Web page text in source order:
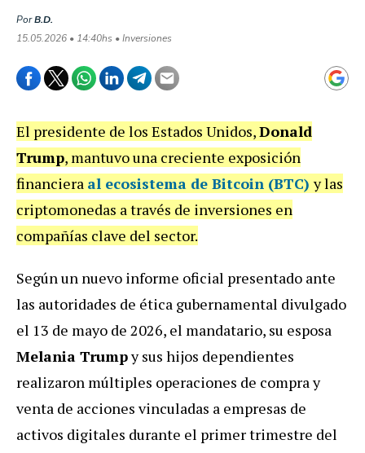
PorB.D.
15.05.2026 • 14:40hs • Inversiones
El presidente de los Estados Unidos,Donald
Trump, mantuvo una creciente exposición
financiera al ecosistema de Bitcoin (BTC) y las
criptomonedas a través de inversiones en
compañías clave del sector.
Según un nuevo informe oficial presentado ante
las autoridades de ética gubernamental divulgado
el 13 de mayo de 2026, el mandatario, su esposa
Melania Trumpy sus hijos dependientes
realizaron múltiples operaciones de compra y
venta de acciones vinculadas a empresas de
activos digitales durante el primer trimestre del